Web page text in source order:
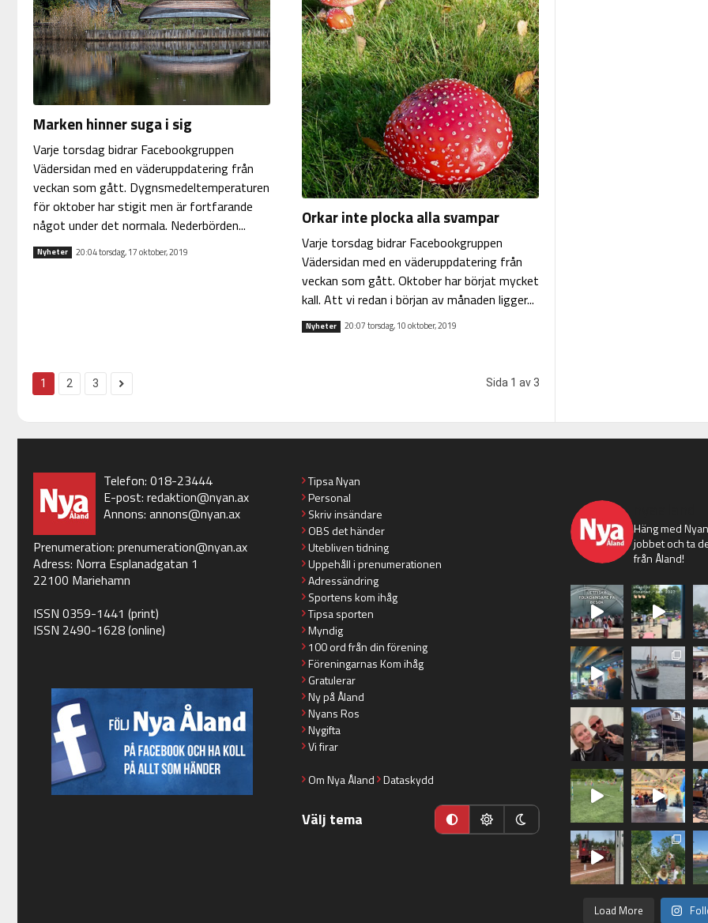
Marken hinner suga i sig
Varje torsdag bidrar Facebookgruppen
Vädersidan med en väderuppdatering från
veckan som gått. Dygnsmedeltemperaturen
för oktober har stigit men är fortfarande
något under det normala. Nederbörden...
Nyheter 20:04 torsdag, 17 oktober, 2019
Orkar inte plocka alla svampar
Varje torsdag bidrar Facebookgruppen
Vädersidan med en väderuppdatering från
veckan som gått. Oktober har börjat mycket
kall. Att vi redan i början av månaden ligger...
Nyheter 20:07 torsdag, 10 oktober, 2019
1 2 3 Sida 1 av 3
Telefon: 018-23444
E-post: redaktion@nyan.ax
Annons: annons@nyan.ax
Prenumeration: prenumeration@nyan.ax
Adress: Norra Esplanadgatan 1
22100 Mariehamn
ISSN 0359-1441 (print)
ISSN 2490-1628 (online)
Tipsa Nyan
Personal
Skriv insändare
OBS det händer
Utebliven tidning
Uppehåll i prenumerationen
Adressändring
Sportens kom ihåg
Tipsa sporten
Myndig
100 ord från din förening
Föreningarnas Kom ihåg
Gratulerar
Ny på Åland
Nyans Ros
Nygifta
Vi firar
Om Nya Åland Dataskydd
Välj tema
Häng med
jobbet och ta
från Åland!
Load More